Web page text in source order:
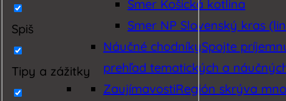
Spiš
Tipy a zážitky
Smer Košická kotlina
Smer NP Slovenský kras
Náučné chodníkySpojte
prehľad tematických a
ZaujímavostiRegión skrýva